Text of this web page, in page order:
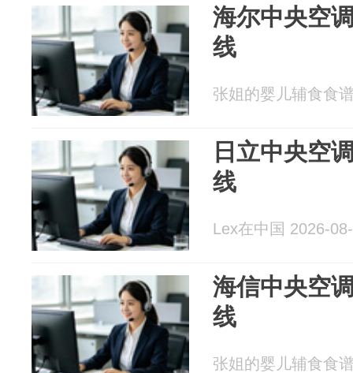
海尔中央空
线
张姐的婴儿辅食食
日立中央空
线
Lex在中国 2026-
海信中央空
线
张姐的婴儿辅食食